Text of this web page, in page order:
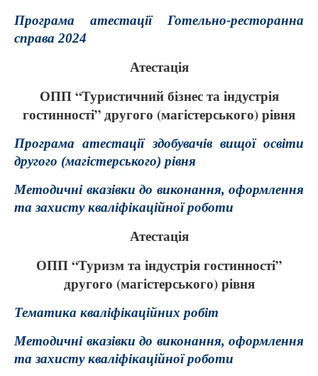
Програма атестації Готельно-ресторанна
справа 2024
Атестація
ОПП “Туристичний бізнес та індустрія
гостинності” другого (магістерського) рівня
Програма атестації здобувачів вищої освіти
другого (магістерського) рівня
Методичні вказівки до виконання, оформлення
та захисту кваліфікаційної роботи
Атестація
ОПП “Туризм та індустрія гостинності”
другого (магістерського) рівня
Тематика кваліфікаційних робіт
Методичні вказівки до виконання, оформлення
та захисту кваліфікаційної роботи